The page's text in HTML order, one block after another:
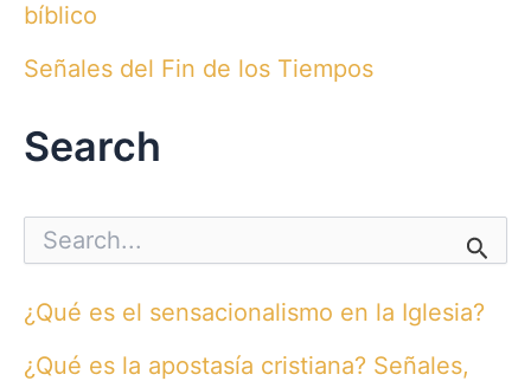
bíblico
Señales del Fin de los Tiempos
Search
c
f
¿Qué es el sensacionalismo en la Iglesia?
¿Qué es la apostasía cristiana? Señales,